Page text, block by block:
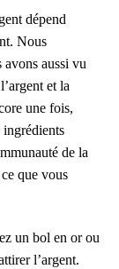
dépend
Nous
avons aussi vu
et la
une fois,
ingrédients
de la
que vous
un bol en or ou
l’argent.